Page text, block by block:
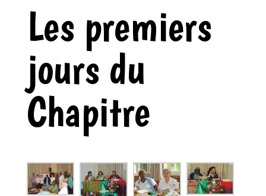
Les premiers
jours du
Chapitre